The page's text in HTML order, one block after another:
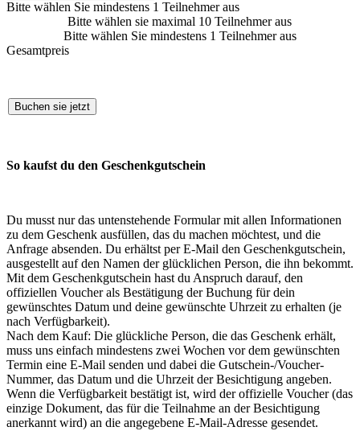
Bitte wählen Sie mindestens 1 Teilnehmer aus
Bitte wählen sie maximal 10 Teilnehmer aus
Bitte wählen Sie mindestens 1 Teilnehmer aus
Gesamtpreis
Buchen sie jetzt
So kaufst du den Geschenkgutschein
Du musst nur das untenstehende Formular mit allen Informationen
zu dem Geschenk ausfüllen, das du machen möchtest, und die
Anfrage absenden. Du erhältst per E-Mail den Geschenkgutschein,
ausgestellt auf den Namen der glücklichen Person, die ihn bekommt.
Mit dem Geschenkgutschein hast du Anspruch darauf, den
offiziellen Voucher als Bestätigung der Buchung für dein
gewünschtes Datum und deine gewünschte Uhrzeit zu erhalten (je
nach Verfügbarkeit).
Nach dem Kauf: Die glückliche Person, die das Geschenk erhält,
muss uns einfach mindestens zwei Wochen vor dem gewünschten
Termin eine E-Mail senden und dabei die Gutschein-/Voucher-
Nummer, das Datum und die Uhrzeit der Besichtigung angeben.
Wenn die Verfügbarkeit bestätigt ist, wird der offizielle Voucher (das
einzige Dokument, das für die Teilnahme an der Besichtigung
anerkannt wird) an die angegebene E-Mail-Adresse gesendet.